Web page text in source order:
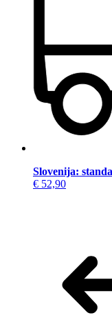
Slovenija:
€ 52,90